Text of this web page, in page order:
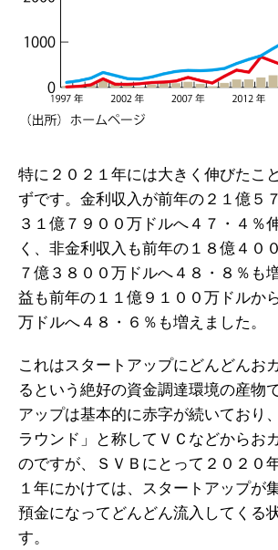
特に２０２１年には大きく伸びたこ
ずです。金利収入が前年の２１億５
３１億７９００万ドルへ４７・４％
く、非金利収入も前年の１８億４０
７億３８００万ドルへ４８・８％も
益も前年の１１億９１００万ドルか
万ドルへ４８・６％も増えました。
これはスタートアップにどんどんお
るという絶好の資金調達環境の産物
アップは基本的に赤字が続いており
ラウンド」と称してＶＣなどからお
のですが、ＳＶＢにとって２０２０
１年にかけては、スタートアップが
預金になってどんどん流入してくる
す。